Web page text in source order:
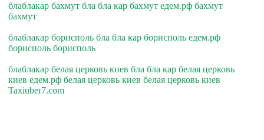
блаблакар бахмут бла бла кар бахмут едем.рф бахмут
бахмут
блаблакар борисполь бла бла кар борисполь едем.рф
борисполь борисполь
блаблакар белая церковь киев бла бла кар белая церковь
киев едем.рф белая церковь киев белая церковь киев
Taxiuber7.com